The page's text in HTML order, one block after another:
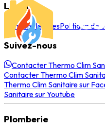
Légal
Mentions légalesPolitique de
Suivez-nous
Contacter Thermo Clim
Contacter Thermo Clim
Thermo Clim Sanitaire sur
Sanitaire sur Youtube
Plomberie